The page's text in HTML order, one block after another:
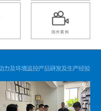
国外案例